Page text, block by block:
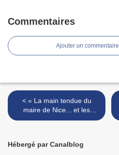
Commentaires
Ajouter un commentaire
< « La main tendue du
maire de Nice... et les
mains ouvertes des élus
2011
Hébergé par Canalblog